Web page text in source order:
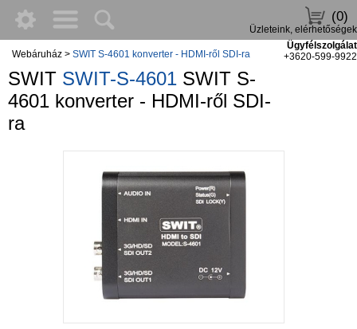
(0)
Üzleteink, elérhetőségek
Ügyfélszolgálat
+3620-599-9922
Webáruház > SWIT S-4601 konverter - HDMI-ről SDI-ra
SWIT SWIT-S-4601 SWIT S-
4601 konverter - HDMI-ről SDI-
ra